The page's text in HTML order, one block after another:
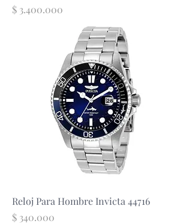
Precio
$ 3.400.000
Reloj Para Hombre Invicta 44716
Precio
$ 340.000